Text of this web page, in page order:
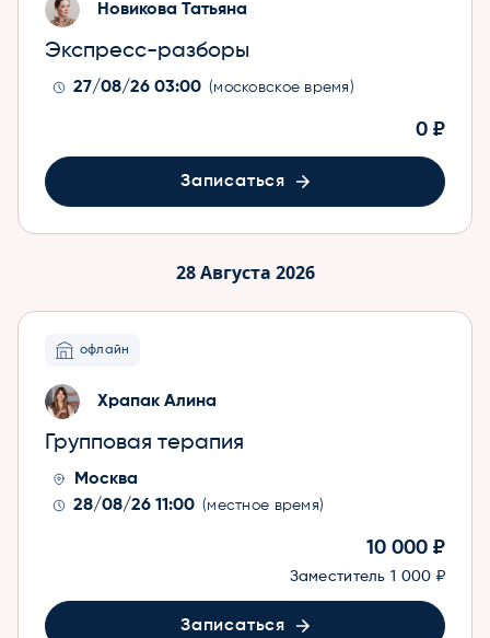
Новикова Татьяна
Экспресс-разборы
27/08/26 03:00 (московское время)
0 ₽
Записаться
28 Августа 2026
офлайн
Храпак Алина
Групповая терапия
Москва
28/08/26 11:00 (местное время)
10 000 ₽
Заместитель1 000 ₽
Записаться